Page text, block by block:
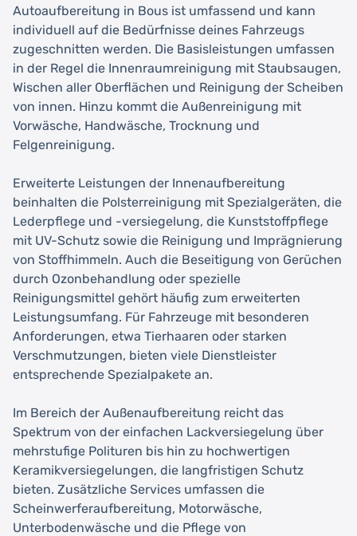
Autoaufbereitung in Bous ist umfassend und kann
individuell auf die Bedürfnisse deines Fahrzeugs
zugeschnitten werden. Die Basisleistungen umfassen
in der Regel die Innenraumreinigung mit Staubsaugen,
Wischen aller Oberflächen und Reinigung der Scheiben
von innen. Hinzu kommt die Außenreinigung mit
Vorwäsche, Handwäsche, Trocknung und
Felgenreinigung.
Erweiterte Leistungen der Innenaufbereitung
beinhalten die Polsterreinigung mit Spezialgeräten, die
Lederpflege und -versiegelung, die Kunststoffpflege
mit UV-Schutz sowie die Reinigung und Imprägnierung
von Stoffhimmeln. Auch die Beseitigung von Gerüchen
durch Ozonbehandlung oder spezielle
Reinigungsmittel gehört häufig zum erweiterten
Leistungsumfang. Für Fahrzeuge mit besonderen
Anforderungen, etwa Tierhaaren oder starken
Verschmutzungen, bieten viele Dienstleister
entsprechende Spezialpakete an.
Im Bereich der Außenaufbereitung reicht das
Spektrum von der einfachen Lackversiegelung über
mehrstufige Polituren bis hin zu hochwertigen
Keramikversiegelungen, die langfristigen Schutz
bieten. Zusätzliche Services umfassen die
Scheinwerferaufbereitung, Motorwäsche,
Unterbodenwäsche und die Pflege von